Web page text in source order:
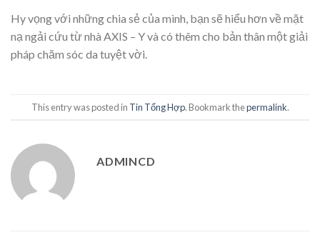
Hy vọng với những chia sẻ của mình, bạn sẽ hiểu hơn về mặt
nạ ngải cứu từ nhà AXIS – Y và có thêm cho bản thân một giải
pháp chăm sóc da tuyệt vời.
This entry was posted in Tin Tổng Hợp. Bookmark thepermalink.
ADMINCD